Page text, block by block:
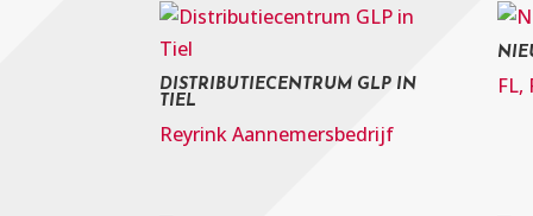
DISTRIBUTIECENTRUM GLP IN
TIEL
Reyrink Aannemersbedrijf
FL,